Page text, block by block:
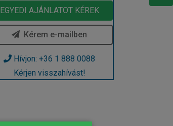
EGYEDI AJÁNLATOT KÉREK
Kérem e-mailben
Hívjon: +36 1 888 0088
Kérjen visszahívást!